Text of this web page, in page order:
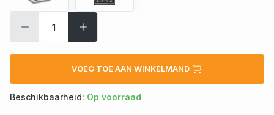
VOEG TOE AAN WINKELMAND
Beschikbaarheid: Op voorraad